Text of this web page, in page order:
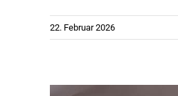
22. Februar 2026